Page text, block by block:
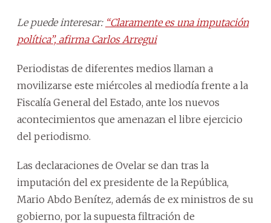
Le puede interesar: “Claramente es una imputación
política”, afirma Carlos Arregui
Periodistas de diferentes medios llaman a
movilizarse este miércoles al mediodía frente a la
Fiscalía General del Estado, ante los nuevos
acontecimientos que amenazan el libre ejercicio
del periodismo.
Las declaraciones de Ovelar se dan tras la
imputación del ex presidente de la República,
Mario Abdo Benítez, además de ex ministros de su
gobierno, por la supuesta filtración de